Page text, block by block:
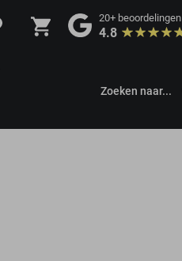
20+beoordelingen
4.8
Zoeken naar...